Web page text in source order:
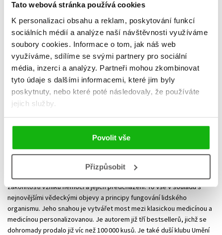
Tato webová stránka používá cookies
K personalizaci obsahu a reklam, poskytování funkcí
sociálních médií a analýze naší návštěvnosti využíváme
soubory cookies. Informace o tom, jak náš web
využíváme, sdílíme se svými partnery pro sociální
média, inzerci a analýzy. Partneři mohou zkombinovat
tyto údaje s dalšími informacemi, které jim byly
poskytnuty, nebo které poté následovaly, že používáte
jejich služby.
Povolit vše
Přizpůsobit
Jan Vojáček je vystudovaný lékař, jehož životním i pracovním posláním
se stalo hledání cest ke zdraví. Je průvodcem lidí na cestě k poznání
zákonitostí vzniku nemocí a jejich předcházení. To vše v souladu s
nejnovějšími vědeckými objevy a principy fungování lidského
organismu. Jeho snahou je vytvářet most mezi klasickou medicínou a
medicínou personalizovanou. Je autorem již tří bestsellerů, jichž se
dohromady prodalo již víc než 100 000 kusů. Je také duší klubu Umění